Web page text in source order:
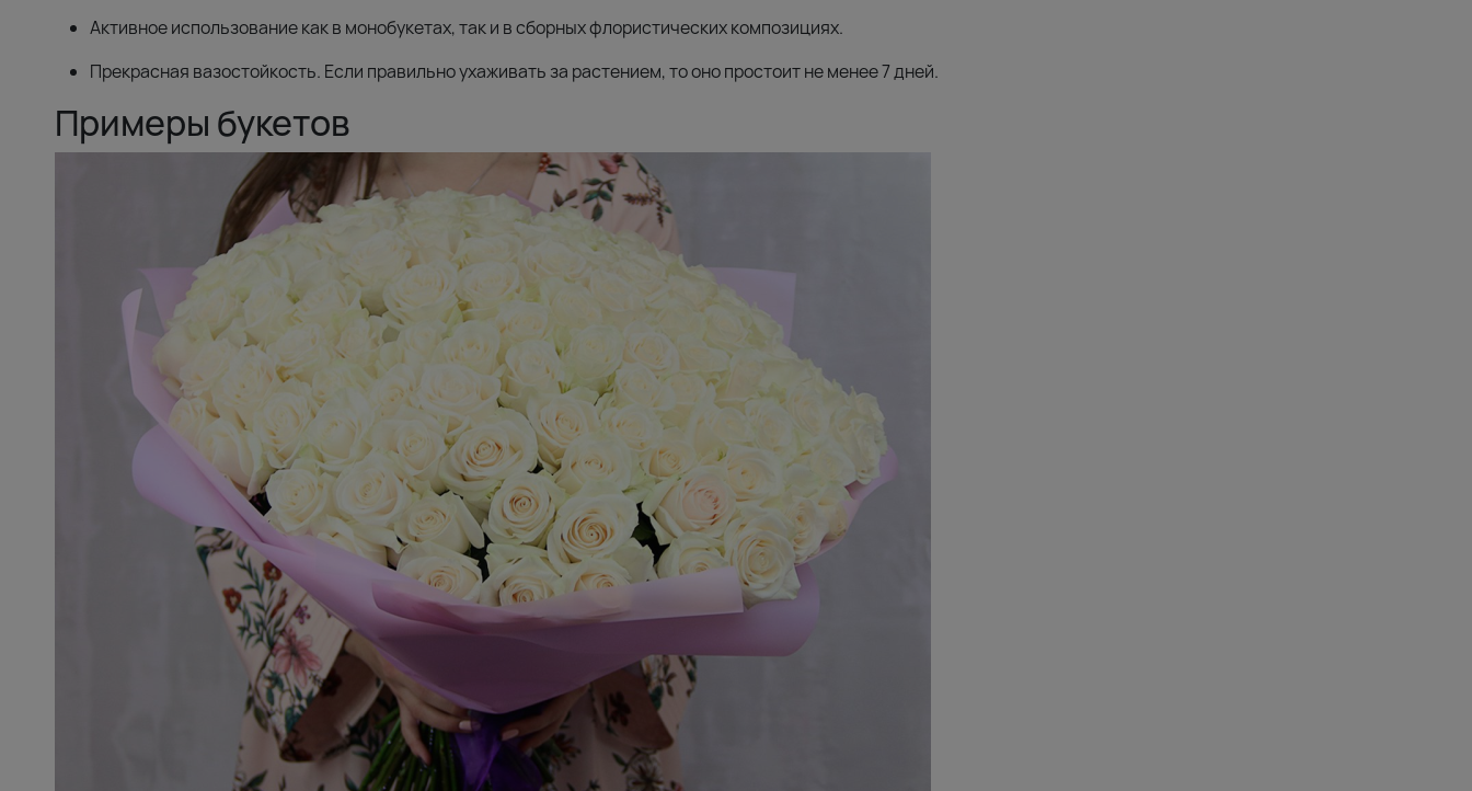
Активное использование как в монобукетах, так и в сборных флористических композициях.
Прекрасная вазостойкость. Если правильно ухаживать за растением, то оно простоит не менее 7 дней.
Примеры букетов